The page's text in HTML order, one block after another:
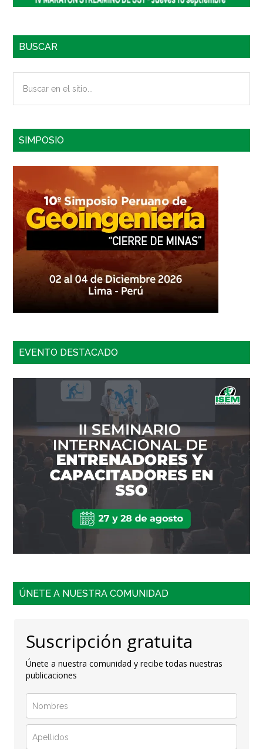
BUSCAR
SIMPOSIO
EVENTO DESTACADO
ÚNETE A NUESTRA COMUNIDAD
Suscripción gratuita
Únete a nuestra comunidad y recibe todas nuestras
publicaciones